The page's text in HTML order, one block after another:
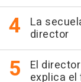
La
director
El
explica el